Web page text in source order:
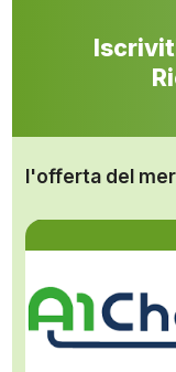
l'offerta del